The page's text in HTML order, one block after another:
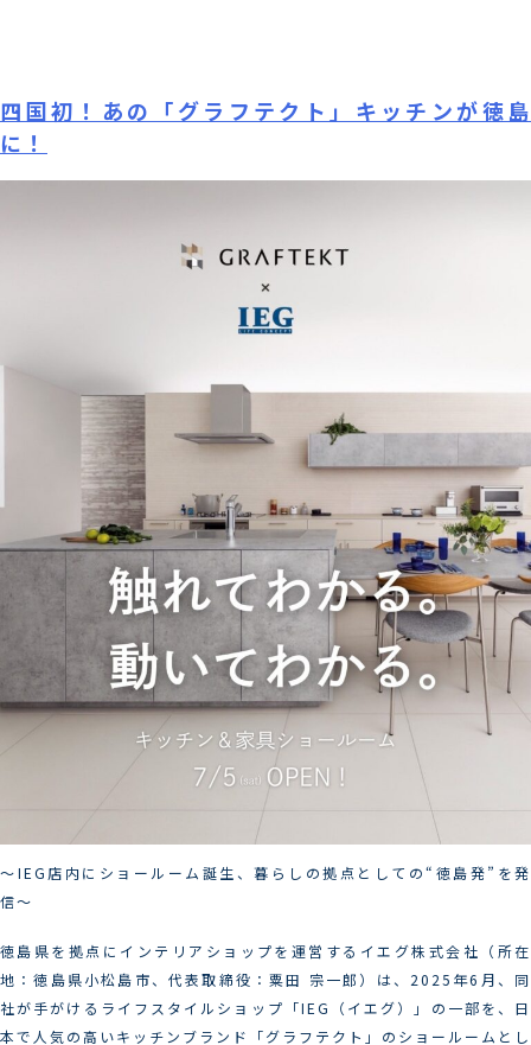
四国初！あの「グラフテクト」キッチンが徳島
に！
〜IEG店内にショールーム誕生、暮らしの拠点としての“徳島発”を発
信〜
徳島県を拠点にインテリアショップを運営するイエグ株式会社（所在
地：徳島県小松島市、代表取締役：粟田 宗一郎）は、2025年6月、同
社が手がけるライフスタイルショップ「IEG（イエグ）」の一部を、日
本で人気の高いキッチンブランド「グラフテクト」のショールームとし